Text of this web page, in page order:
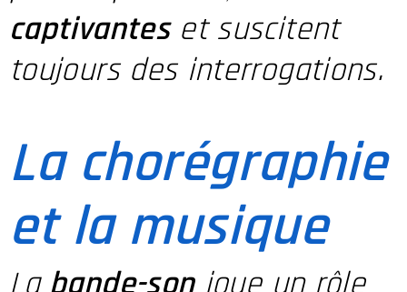
captivanteset suscitent
toujours des interrogations.
La chorégraphie
et la musique